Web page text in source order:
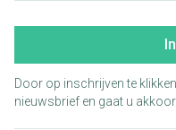
Door op inschrijven te
nieuwsbrief en gaat u